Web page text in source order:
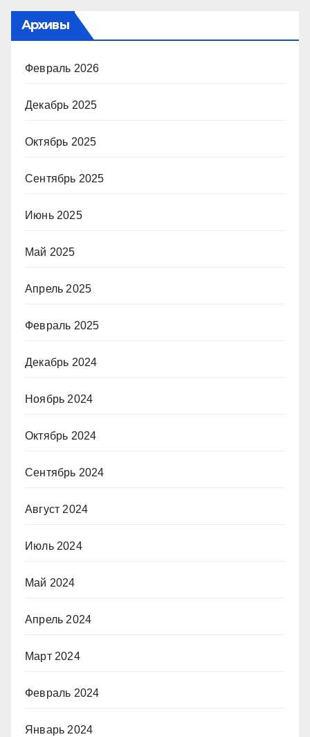
Архивы
Февраль 2026
Декабрь 2025
Октябрь 2025
Сентябрь 2025
Июнь 2025
Май 2025
Апрель 2025
Февраль 2025
Декабрь 2024
Ноябрь 2024
Октябрь 2024
Сентябрь 2024
Август 2024
Июль 2024
Май 2024
Апрель 2024
Март 2024
Февраль 2024
Январь 2024